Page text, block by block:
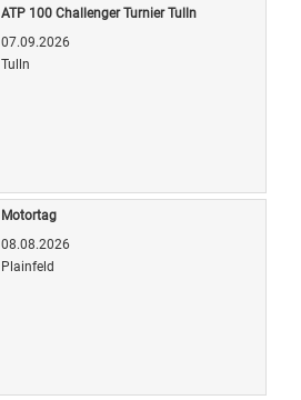
ATP 100 Challenger Turnier Tulln
07.09.2026
Tulln
Motortag
08.08.2026
Plainfeld